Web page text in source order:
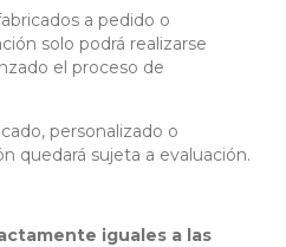
a pedido o
solo podrá realizarse
el proceso de
personalizado o
quedará sujeta a evaluación.
iguales a las